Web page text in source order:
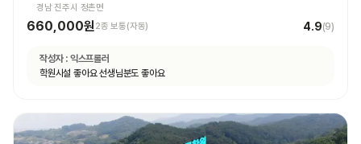
경남 진주시 정촌면
660,000원 2종 보통(자동) 4.9(9)
작성자 : 익스프롤러
학원시설 좋아요 선생님분도 좋아요